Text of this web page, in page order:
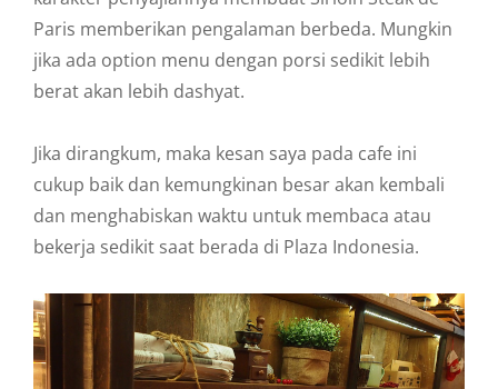
Paris memberikan pengalaman berbeda. Mungkin
jika ada option menu dengan porsi sedikit lebih
berat akan lebih dashyat.
Jika dirangkum, maka kesan saya pada cafe ini
cukup baik dan kemungkinan besar akan kembali
dan menghabiskan waktu untuk membaca atau
bekerja sedikit saat berada di Plaza Indonesia.